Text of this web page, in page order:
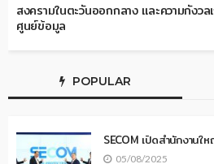
สงครามในตะวันออกกลาง และความกังว
ศูนย์ข้อมูล
POPULAR
SECOM เปิดสำนักงานใ
05/08/2025